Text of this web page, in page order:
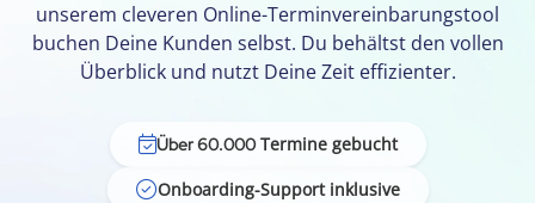
unserem cleveren Online-Terminvereinbarungstool
buchen Deine Kunden selbst. Du behältst den vollen
Überblick und nutzt Deine Zeit effizienter.
Über 60.000Termine gebucht
Onboarding-Support inklusive